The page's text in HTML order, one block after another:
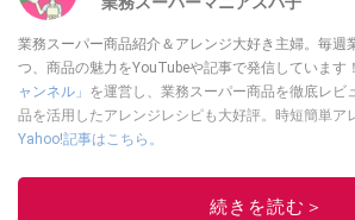
業務スーパー商品紹介＆アレンジ大好き主婦。毎週
つ、商品の魅力をYouTubeや記事で発信しています
ャンネル」 を運営し、業務スーパー商品を徹底レビ
品を活用したアレンジレシピも大好評。時短簡単ア
Yahoo!記事はこちら。
このイチオシ
続きを読む＞